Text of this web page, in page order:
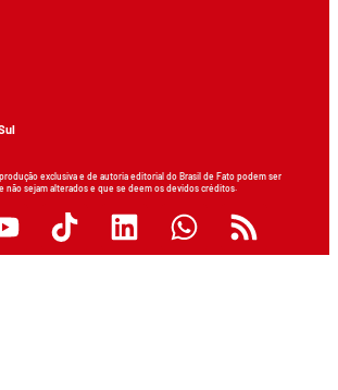
exclusiva e de autoria editorial do Brasil de Fato podem ser
não sejam alterados e que se deem os devidos créditos.